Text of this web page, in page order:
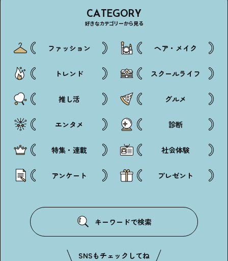
CATEGORY
好きなカテゴリーから見る
ファッション ヘア・メイク
トレンド スクールライフ
推し活 グルメ
エンタメ 診断
特集・連載 社会体験
アンケート プレゼント
キーワードで検索
SNSもチェックしてね